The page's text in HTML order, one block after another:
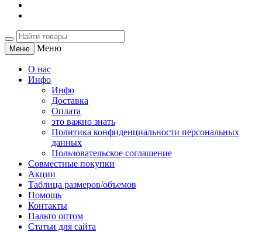
Меню Меню
О нас
Инфо
Инфо
Доставка
Оплата
это важно знать
Политика конфиденциальности персональных
данных
Пользовательское соглашение
Совместные покупки
Акции
Таблица размеров/объемов
Помощь
Контакты
Пальто оптом
Статьи для сайта